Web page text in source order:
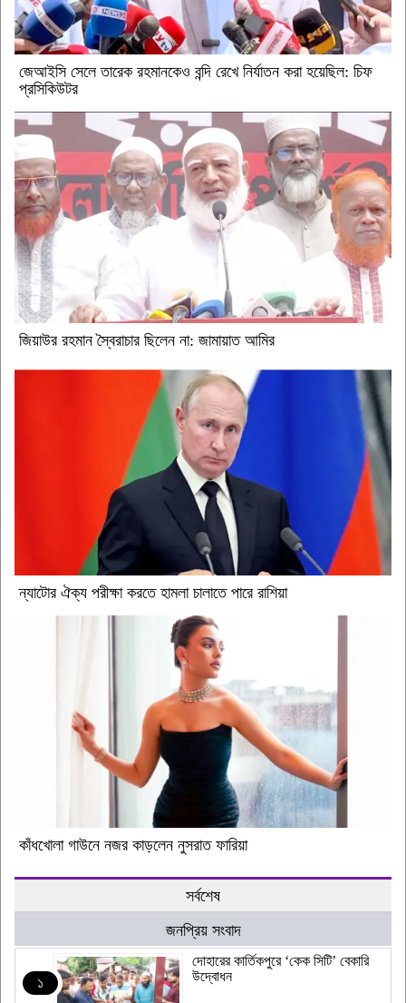
জেআইসি সেলে তারেক রহমানকেও বন্দি রেখে নির্যাতন করা হয়েছিল: চিফ
প্রসিকিউটর
জিয়াউর রহমান স্বৈরাচার ছিলেন না: জামায়াত আমির
ন্যাটোর ঐক্য পরীক্ষা করতে হামলা চালাতে পারে রাশিয়া
কাঁধখোলা গাউনে নজর কাড়লেন নুসরাত ফারিয়া
সর্বশেষ
জনপ্রিয় সংবাদ
১
দোহারের কার্তিকপুরে ‘কেক সিটি’ বেকারি
উদ্বোধন